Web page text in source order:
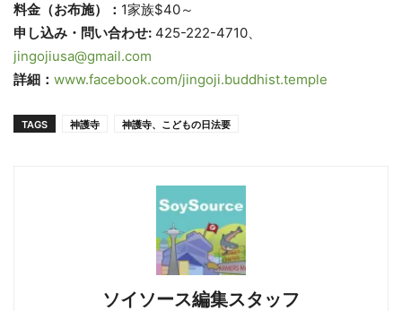
料金（お布施）： 1家族$40～
申し込み・問い合わせ: ︎425-222-4710、
jingojiusa@gmail.com
詳細： www.facebook.com/jingoji.buddhist.temple
TAGS 神護寺 神護寺、こどもの日法要
ソイソース編集スタッフ